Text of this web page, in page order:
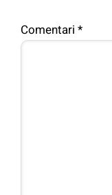
Comentari *